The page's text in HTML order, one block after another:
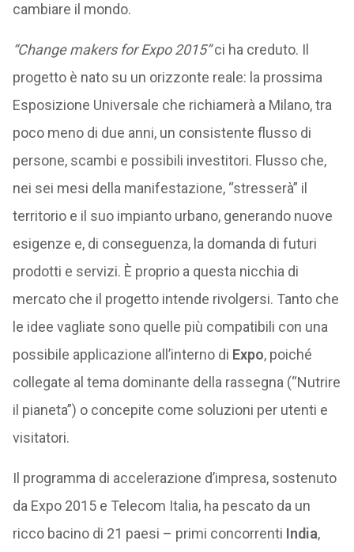
cambiare il mondo.
“Change makers for Expo 2015”ci ha creduto. Il
progetto è nato su un orizzonte reale: la prossima
Esposizione Universale che richiamerà a Milano, tra
poco meno di due anni, un consistente flusso di
persone, scambi e possibili investitori. Flusso che,
nei sei mesi della manifestazione, “stresserà” il
territorio e il suo impianto urbano, generando nuove
esigenze e, di conseguenza, la domanda di futuri
prodotti e servizi. È proprio a questa nicchia di
mercato che il progetto intende rivolgersi. Tanto che
le idee vagliate sono quelle più compatibili con una
possibile applicazione all’interno di Expo, poiché
collegate al tema dominante della rassegna (“Nutrire
il pianeta”) o concepite come soluzioni per utenti e
visitatori.
Il programma di accelerazione d’impresa, sostenuto
da Expo 2015 e Telecom Italia, ha pescato da un
ricco bacino di 21 paesi – primi concorrenti India,